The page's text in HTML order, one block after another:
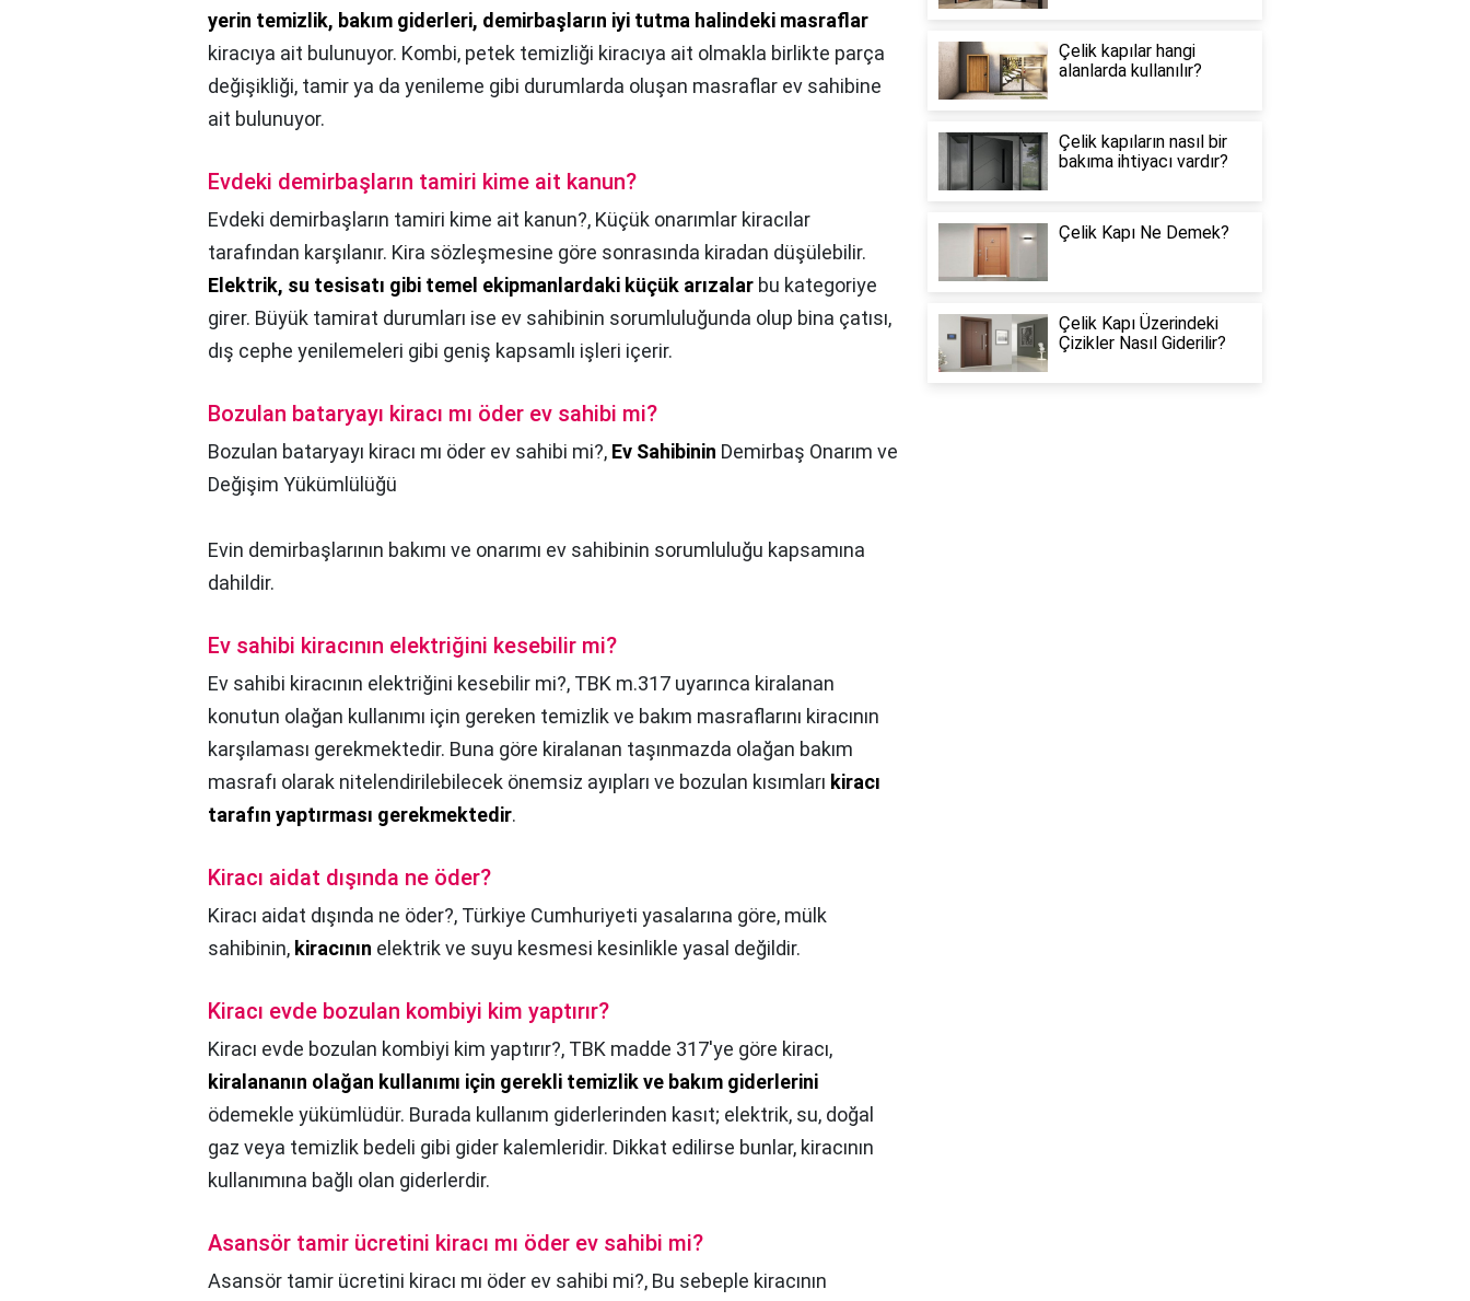
yerin temizlik, bakım giderleri, demirbaşların iyi tutma halindeki masraflar
kiracıya ait bulunuyor. Kombi, petek temizliği kiracıya ait olmakla birlikte parça
değişikliği, tamir ya da yenileme gibi durumlarda oluşan masraflar ev sahibine
ait bulunuyor.
Evdeki demirbaşların tamiri kime ait kanun?
Evdeki demirbaşların tamiri kime ait kanun?, Küçük onarımlar kiracılar
tarafından karşılanır. Kira sözleşmesine göre sonrasında kiradan düşülebilir.
Elektrik, su tesisatı gibi temel ekipmanlardaki küçük arızalar bu kategoriye
girer. Büyük tamirat durumları ise ev sahibinin sorumluluğunda olup bina çatısı,
dış cephe yenilemeleri gibi geniş kapsamlı işleri içerir.
Bozulan bataryayı kiracı mı öder ev sahibi mi?
Bozulan bataryayı kiracı mı öder ev sahibi mi?, Ev Sahibinin Demirbaş Onarım ve
Değişim Yükümlülüğü
Evin demirbaşlarının bakımı ve onarımı ev sahibinin sorumluluğu kapsamına
dahildir.
Ev sahibi kiracının elektriğini kesebilir mi?
Ev sahibi kiracının elektriğini kesebilir mi?, TBK m.317 uyarınca kiralanan
konutun olağan kullanımı için gereken temizlik ve bakım masraflarını kiracının
karşılaması gerekmektedir. Buna göre kiralanan taşınmazda olağan bakım
masrafı olarak nitelendirilebilecek önemsiz ayıpları ve bozulan kısımları kiracı
tarafın yaptırması gerekmektedir.
Kiracı aidat dışında ne öder?
Kiracı aidat dışında ne öder?, Türkiye Cumhuriyeti yasalarına göre, mülk
sahibinin, kiracının elektrik ve suyu kesmesi kesinlikle yasal değildir.
Kiracı evde bozulan kombiyi kim yaptırır?
Kiracı evde bozulan kombiyi kim yaptırır?, TBK madde 317'ye göre kiracı,
kiralananın olağan kullanımı için gerekli temizlik ve bakım giderlerini
ödemekle yükümlüdür. Burada kullanım giderlerinden kasıt; elektrik, su, doğal
gaz veya temizlik bedeli gibi gider kalemleridir. Dikkat edilirse bunlar, kiracının
kullanımına bağlı olan giderlerdir.
Asansör tamir ücretini kiracı mı öder ev sahibi mi?
Asansör tamir ücretini kiracı mı öder ev sahibi mi?, Bu sebeple kiracının
Çelik kapılar hangi
alanlarda kullanılır?
Çelik kapıların nasıl bir
bakıma ihtiyacı vardır?
Çelik Kapı Ne Demek?
Çelik Kapı Üzerindeki
Çizikler Nasıl Giderilir?